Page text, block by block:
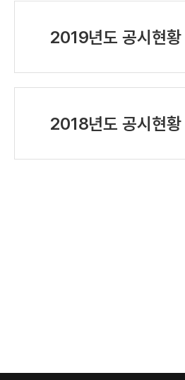
2019년도 공시현황
2018년도 공시현황